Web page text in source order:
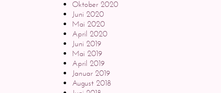
Oktober 2020
Juni 2020
Mai 2020
April 2020
Juni 2019
Mai 2019
April 2019
Januar 2019
August 2018